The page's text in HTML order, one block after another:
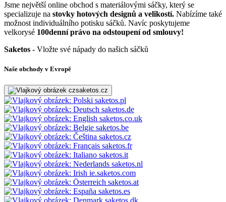
Jsme největší online obchod s materiálovými sáčky, který se
specializuje na stovky hotových designů a velikostí. Nabízíme také
možnost individuálního potisku sáčků. Navíc poskytujeme
velkorysé 100denní právo na odstoupení od smlouvy!
Saketos - Vložte své nápady do našich sáčků
Naše obchody v Evropě
saketos.cz
saketos.pl
saketos.de
saketos.co.uk
saketos.be
saketos.cz
saketos.fr
saketos.it
saketos.nl
ie.saketos.com
saketos.at
saketos.es
saketos.dk